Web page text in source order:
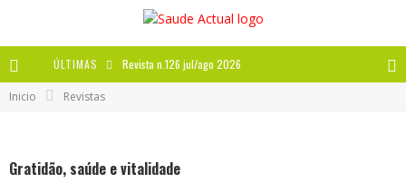
ÚLTIMAS Revista n.126 jul/ago 2026
A IMPORTÂNCIA DOS ANTIOXIDANTES
Inicio Revistas
Gratidão, saúde e vitalidade